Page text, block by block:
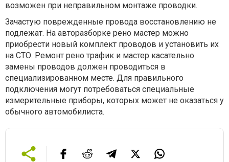
возможен при неправильном монтаже проводки.
Зачастую поврежденные провода восстановлению не
подлежат. На авторазборке рено мастер можно
приобрести новый комплект проводов и установить их
на СТО. Ремонт рено трафик и мастер касательно
замены проводов должен проводиться в
специализированном месте. Для правильного
подключения могут потребоваться специальные
измерительные приборы, которых может не оказаться у
обычного автомобилиста.